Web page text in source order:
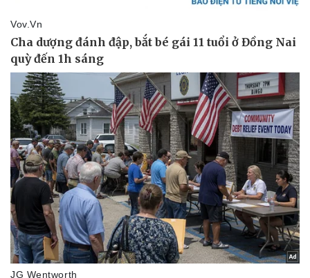
Pháp luật
Vụ án
Tin nóng
Tư vấn luật
Quân sự - Quốc phòng
Vũ khí
Việt Nam
Phân tích